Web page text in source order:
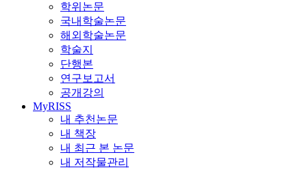
학위논문
국내학술논문
해외학술논문
학술지
단행본
연구보고서
공개강의
MyRISS
내 추천논문
내 책장
내 최근 본 논문
내 저작물관리